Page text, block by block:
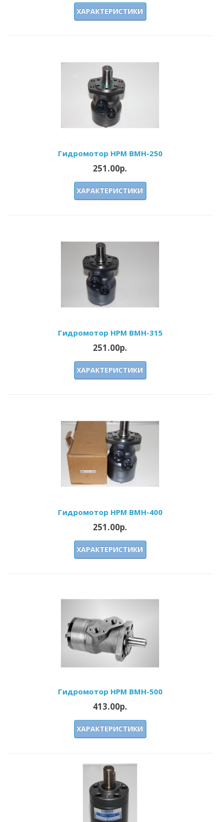
ХАРАКТЕРИСТИКИ
Гидромотор HPM BMH-250
251.00р.
ХАРАКТЕРИСТИКИ
Гидромотор HPM BMH-315
251.00р.
ХАРАКТЕРИСТИКИ
Гидромотор HPM BMH-400
251.00р.
ХАРАКТЕРИСТИКИ
Гидромотор HPM BMH-500
413.00р.
ХАРАКТЕРИСТИКИ